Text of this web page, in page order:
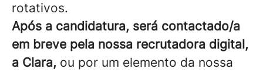
rotativos.
Após a candidatura, será contactado/a
em breve pela nossa recrutadora digital,
a Clara, ou por um elemento da nossa